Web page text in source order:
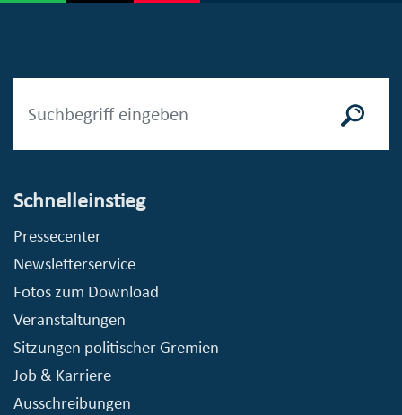
Schnelleinstieg
Pressecenter
Newsletterservice
Fotos zum Download
Veranstaltungen
Sitzungen politischer Gremien
Job & Karriere
Ausschreibungen